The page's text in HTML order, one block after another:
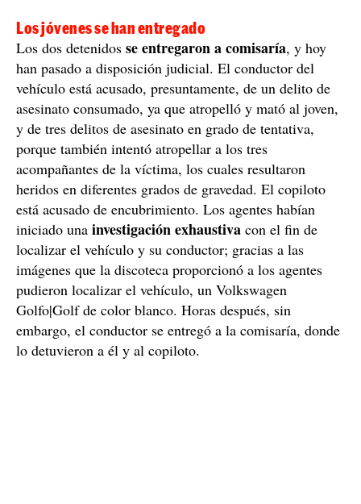
Los jóvenes se han entregado
Los dos detenidos se entregaron a comisaría, y hoy
han pasado a disposición judicial. El conductor del
vehículo está acusado, presuntamente, de un delito de
asesinato consumado, ya que atropelló y mató al joven,
y de tres delitos de asesinato en grado de tentativa,
porque también intentó atropellar a los tres
acompañantes de la víctima, los cuales resultaron
heridos en diferentes grados de gravedad. El copiloto
está acusado de encubrimiento. Los agentes habían
iniciado una investigación exhaustiva con el fin de
localizar el vehículo y su conductor; gracias a las
imágenes que la discoteca proporcionó a los agentes
pudieron localizar el vehículo, un Volkswagen
Golfo|Golf de color blanco. Horas después, sin
embargo, el conductor se entregó a la comisaría, donde
lo detuvieron a él y al copiloto.